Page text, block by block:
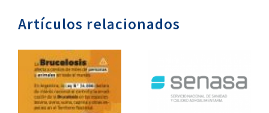
Artículos relacionados